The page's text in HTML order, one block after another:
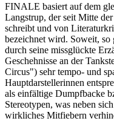
FINALE basiert auf dem
Langstrup, der seit Mitte
schreibt und von
bezeichnet wird. Soweit,
durch seine missglückte
Geschehnisse an der
Circus") sehr tempo- und
Hauptdarstellerinnen
als einfältige Dumpfbacke
Stereotypen, was neben
wirkliches Mitfiebern